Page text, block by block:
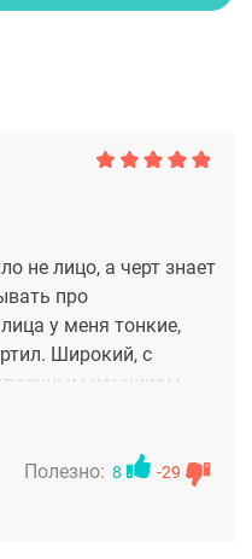
не лицо, а черт знает
про
у меня тонкие,
Широкий, с
кончиком.
носы, а у
Тимуру
Аккуратненький
Полезно: 8 -29